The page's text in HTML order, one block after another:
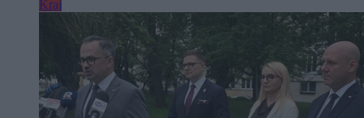
Kraj